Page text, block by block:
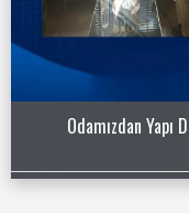
Odamızdan